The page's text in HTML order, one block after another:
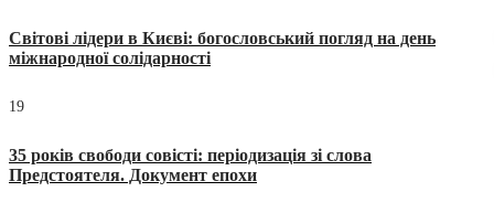
Світові лідери в Києві: богословський погляд на день
міжнародної солідарності
19
35 років свободи совісті: періодизація зі слова
Предстоятеля. Документ епохи